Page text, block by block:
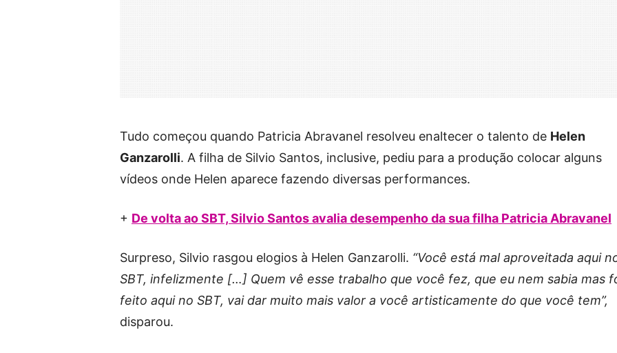
Tudo começou quando Patricia Abravanel resolveu enaltecer o talento de Helen
Ganzarolli. A filha de Silvio Santos, inclusive, pediu para a produção colocar alguns
vídeos onde Helen aparece fazendo diversas performances.
+ De volta ao SBT, Silvio Santos avalia desempenho da sua filha Patricia Abravanel
Surpreso, Silvio rasgou elogios à Helen Ganzarolli. “Você está mal aproveitada aqui
SBT, infelizmente […] Quem vê esse trabalho que você fez, que eu nem sabia mas
feito aqui no SBT, vai dar muito mais valor a você artisticamente do que você tem”,
disparou.